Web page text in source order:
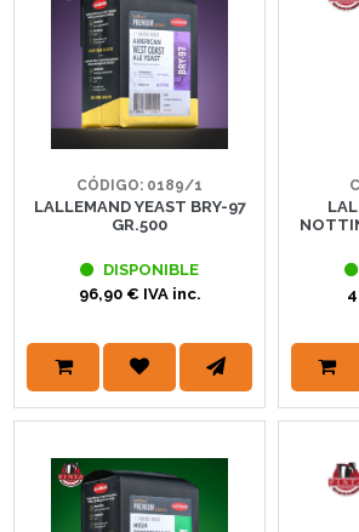
CÓDIGO: 0189/1
LALLEMAND YEAST BRY-97
GR.500
DISPONIBLE
96,90 € IVA inc.